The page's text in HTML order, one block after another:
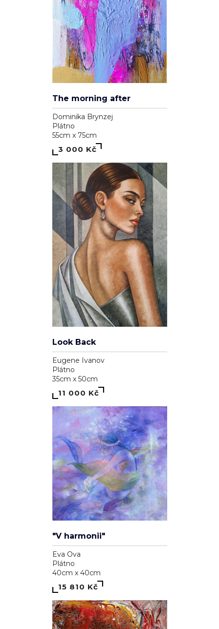
Dominika Brynzej
Plátno
55cm x 75cm
3 000 Kč
Eugene Ivanov
Plátno
35cm x 50cm
11 000 Kč
Eva Ova
Plátno
40cm x 40cm
15 810 Kč